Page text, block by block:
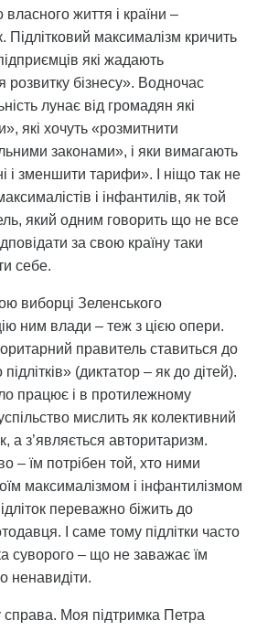
життя і країни –
Підлітковий максималізм кричить
які жадають
бізнесу». Водночас
лунає від громадян які
які хочуть «розмитнити
законами», і яки вимагають
і зменшити тарифи». І ніщо так не
і інфантилів, як той
який одним говорить що не все
за свою країну таки
себе.
виборці Зеленського
ним влади – теж з цією опери.
правитель ставиться до
(диктатор – як до дітей).
працює і в протилежному
мислить як колективний
а з’являється авторитаризм.
– їм потрібен той, хто ними
максималізмом і інфантилізмом
переважно біжить до
І саме тому підлітки часто
суворого – що не заважає їм
ненавидіти.
справа. Моя підтримка Петра